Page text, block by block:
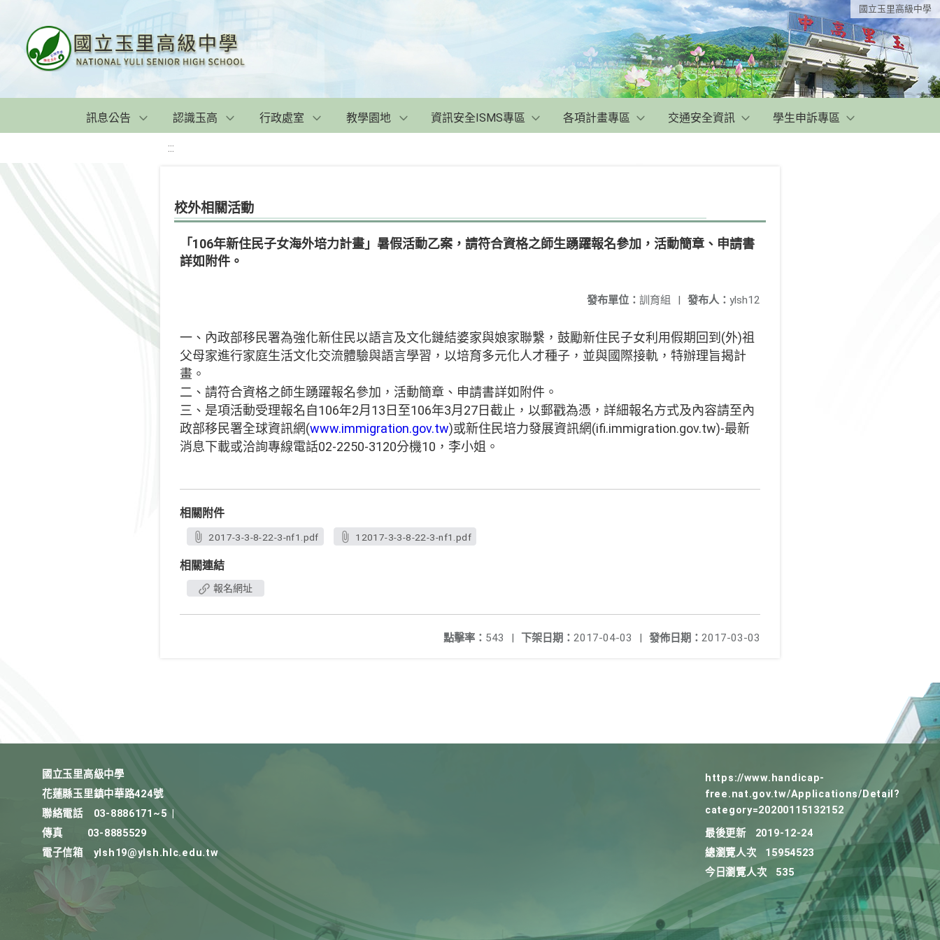
國立玉里高級中學
訊息公告 認識玉高 行政處室 教學園地 資訊安全ISMS專區 各項計畫專區 交通安全資訊 學生申訴專區
:::
校外相關活動
「106年新住民子女海外培力計畫」暑假活動乙案，請符合資格之師生踴躍報名參加，活動簡章、申請書
詳如附件。
發布人： ylsh12
發布單位： 訓育組 |
一、內政部移民署為強化新住民以語言及文化鏈結婆家與娘家聯繫，鼓勵新住民子女利用假期回到(外)祖
父母家進行家庭生活文化交流體驗與語言學習，以培育多元化人才種子，並與國際接軌，特辦理旨揭計
畫。
二、請符合資格之師生踴躍報名參加，活動簡章、申請書詳如附件。
三、是項活動受理報名自106年2月13日至106年3月27日截止，以郵戳為憑，詳細報名方式及內容請至內
政部移民署全球資訊網(www.immigration.gov.tw)或新住民培力發展資訊網(ifi.immigration.gov.tw)-最新
消息下載或洽詢專線電話02-2250-3120分機10，李小姐。
相關附件
2017-3-3-8-22-3-nf1.pdf 12017-3-3-8-22-3-nf1.pdf
相關連結
報名網址
發佈日期： 2017-03-03
下架日期： 2017-04-03 |
點擊率： 543 |
國立玉里高級中學
花蓮縣玉里鎮中華路424號
聯絡電話
03-8886171~5
傳真
03-8885529
電子信箱
ylsh19@ylsh.hlc.edu.tw
https://www.handicap-
free.nat.gov.tw/Applications/Detail?
category=20200115132152
最後更新
2019-12-24
總瀏覽人次
15954523
今日瀏覽人次
535